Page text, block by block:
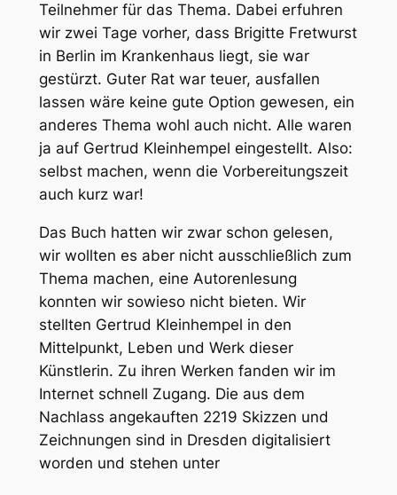
Teilnehmer für das Thema. Dabei erfuhren
wir zwei Tage vorher, dass Brigitte Fretwurst
in Berlin im Krankenhaus liegt, sie war
gestürzt. Guter Rat war teuer, ausfallen
lassen wäre keine gute Option gewesen, ein
anderes Thema wohl auch nicht. Alle waren
ja auf Gertrud Kleinhempel eingestellt. Also:
selbst machen, wenn die Vorbereitungszeit
auch kurz war!
Das Buch hatten wir zwar schon gelesen,
wir wollten es aber nicht ausschließlich zum
Thema machen, eine Autorenlesung
konnten wir sowieso nicht bieten. Wir
stellten Gertrud Kleinhempel in den
Mittelpunkt, Leben und Werk dieser
Künstlerin. Zu ihren Werken fanden wir im
Internet schnell Zugang. Die aus dem
Nachlass angekauften 2219 Skizzen und
Zeichnungen sind in Dresden digitalisiert
worden und stehen unter